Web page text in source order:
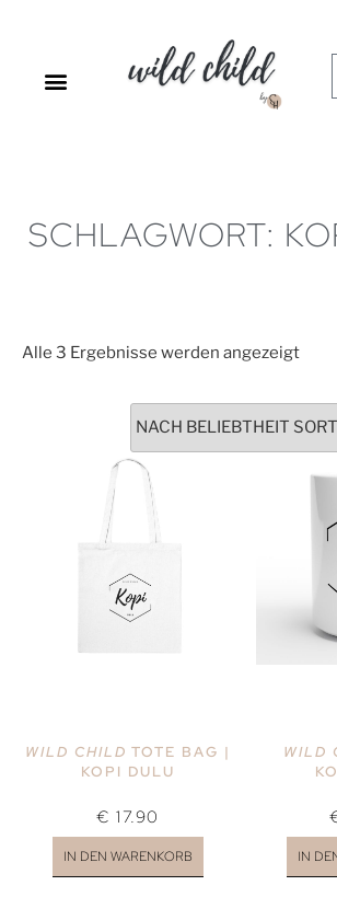
SCHLAGWORT:
Alle 3 Ergebnisse werden angezeigt
WILD CHILD TOTE BAG |
KOPI DULU
€ 17.90
IN DEN WARENKORB
WILD
IN